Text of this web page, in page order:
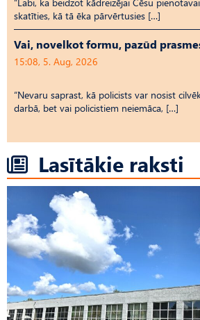
skatīties, kā tā ēka pārvērtusies […]
Vai, novelkot formu, pazūd
15:08, 5. Aug, 2026
“Nevaru saprast, kā policists var nosist
darbā, bet vai policistiem neiemāca, […]
Lasītākie raksti